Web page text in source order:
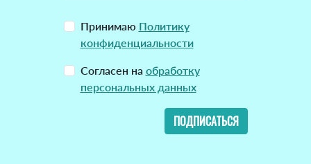
Принимаю Политику
конфиденциальности
Согласен на обработку
персональных данных
ПОДПИСАТЬСЯ